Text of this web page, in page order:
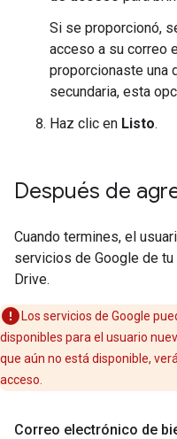
Si se proporcionó,
acceso a su correo
proporcionaste una
secundaria, esta
Haz clic en Listo.
Después de
Cuando termines, el
servicios de Google de
Drive.
Los servicios de Google
disponibles para el usuario
que aún no está disponible,
acceso.
Correo electrónico de